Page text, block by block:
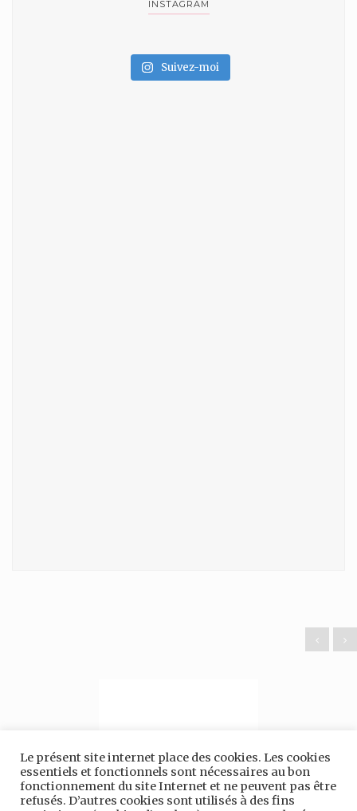
Le présent site internet place des cookies. Les cookies
essentiels et fonctionnels sont nécessaires au bon
fonctionnement du site Internet et ne peuvent pas être
refusés. D’autres cookies sont utilisés à des fins
INSTAGRAM
Suivez-moi